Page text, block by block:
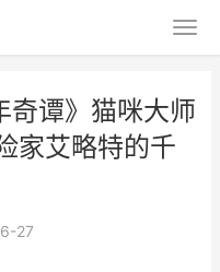
奇谭》猫咪大师
家艾略特的千
27